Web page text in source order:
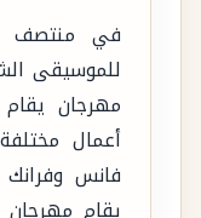
في منتصف
مهرجان
أعمال
فانس
يقام